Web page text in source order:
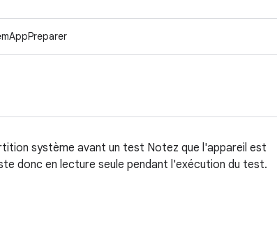
système avant un test Notez que l'appareil est
donc en lecture seule pendant l'exécution du test.